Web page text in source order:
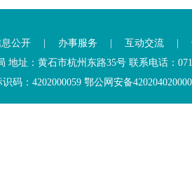
公开 办事服务 互动交流
地址：黄石市杭州东路35号 联系电话：
码：4202000059 鄂公网安备